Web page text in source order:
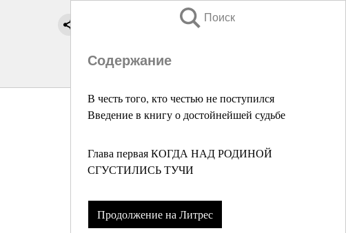
Поиск
Содержание
В честь того, кто честью не поступился
Введение в книгу о достойнейшей судьбе
Глава первая КОГДА НАД РОДИНОЙ
СГУСТИЛИСЬ ТУЧИ
Продолжение на Литрес